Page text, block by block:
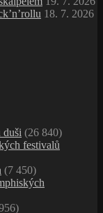
18. 7. 2026
duši (26 840)
festivalů
(7 450)